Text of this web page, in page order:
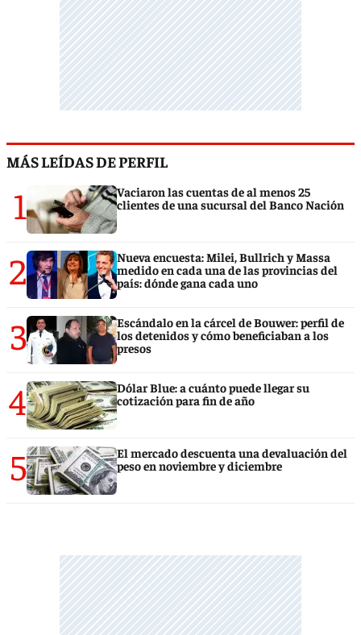
MÁS LEÍDAS DE PERFIL
1
Vaciaron las cuentas de al menos 25
clientes de una sucursal del Banco Nación
2
Nueva encuesta: Milei, Bullrich y Massa
medido en cada una de las provincias del
país: dónde gana cada uno
3
Escándalo en la cárcel de Bouwer: perfil de
los detenidos y cómo beneficiaban a los
presos
4
Dólar Blue: a cuánto puede llegar su
cotización para fin de año
5
El mercado descuenta una devaluación del
peso en noviembre y diciembre